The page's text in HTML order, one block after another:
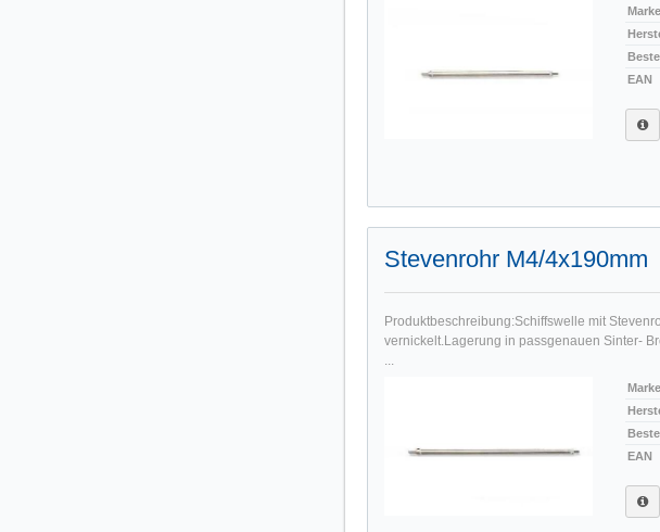
Marke
EAN
Stevenrohr M4/4x190mm
Produktbeschreibung:Schiffswelle mit
vernickelt.Lagerung in passgenauen Sinter-
...
Marke
EAN